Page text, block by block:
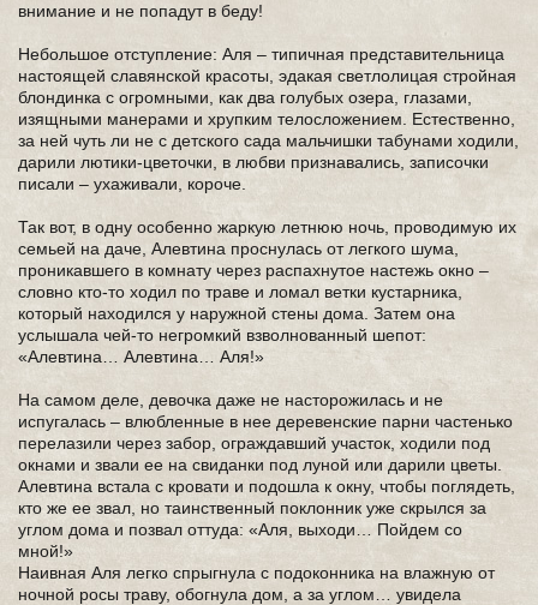
внимание и не попадут в беду!
Небольшое отступление: Аля – типичная представительница
настоящей славянской красоты, эдакая светлолицая стройная
блондинка с огромными, как два голубых озера, глазами,
изящными манерами и хрупким телосложением. Естественно,
за ней чуть ли не с детского сада мальчишки табунами ходили,
дарили лютики-цветочки, в любви признавались, записочки
писали – ухаживали, короче.
Так вот, в одну особенно жаркую летнюю ночь, проводимую их
семьей на даче, Алевтина проснулась от легкого шума,
проникавшего в комнату через распахнутое настежь окно –
словно кто-то ходил по траве и ломал ветки кустарника,
который находился у наружной стены дома. Затем она
услышала чей-то негромкий взволнованный шепот:
«Алевтина… Алевтина… Аля!»
На самом деле, девочка даже не насторожилась и не
испугалась – влюбленные в нее деревенские парни частенько
перелазили через забор, ограждавший участок, ходили под
окнами и звали ее на свиданки под луной или дарили цветы.
Алевтина встала с кровати и подошла к окну, чтобы поглядеть,
кто же ее звал, но таинственный поклонник уже скрылся за
углом дома и позвал оттуда: «Аля, выходи… Пойдем со
мной!»
Наивная Аля легко спрыгнула с подоконника на влажную от
ночной росы траву, обогнула дом, а за углом… увидела